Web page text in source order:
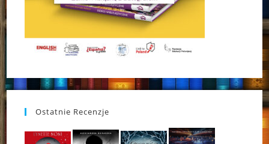
Ostatnie Recenzje